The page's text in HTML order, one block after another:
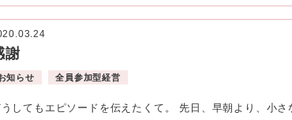
謝
知らせ 全員参加型経営
してもエピソードを伝えたくて。 先日、早朝より、小さ